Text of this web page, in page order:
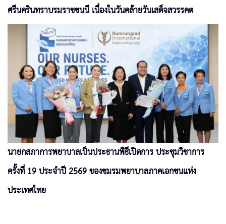
ศรีนครินทราบรมราชชนนี เนื่องในวันคล้ายวันเสด็จสวรรคต
นายกสภาการพยาบาลเป็นประธานพิธีเปิดการ ประชุมวิชาการ
ครั้งที่ 19 ประจำปี 2569 ของชมรมพยาบาลภาคเอกชนแห่ง
ประเทศไทย